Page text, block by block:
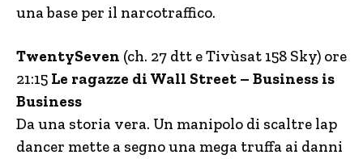
una base per il narcotraffico.
TwentySeven (ch. 27 dtt e Tivùsat 158 Sky) ore
21:15 Le ragazze di Wall Street – Business is
Business
Da una storia vera. Un manipolo di scaltre lap
dancer mette a segno una mega truffa ai danni